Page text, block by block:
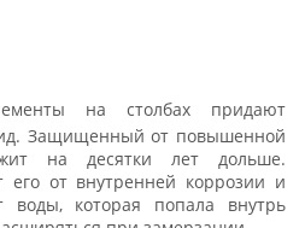
на столбах придают
Защищенный от повышенной
на десятки лет дольше.
от внутренней коррозии и
воды, которая попала внутрь